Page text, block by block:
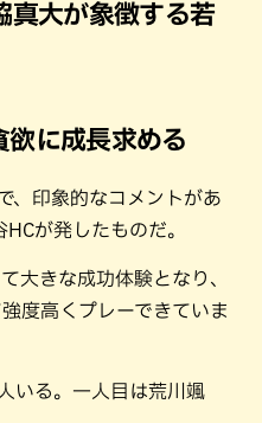
真大が象徴する若
欲に成長求める
、印象的なコメントがあ
が発したものだ。
大きな成功体験となり、
度高くプレーできていま
いる。一人目は荒川颯